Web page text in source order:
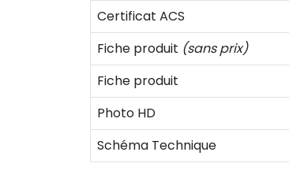
Certificat ACS
Fiche produit (sans prix)
Fiche produit
Photo HD
Schéma Technique